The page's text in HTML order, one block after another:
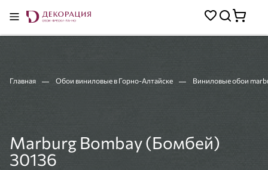
Главная Обои виниловые в Горно-Алтайске Виниловые обои
Marburg Bombay (Бомбей)
30136